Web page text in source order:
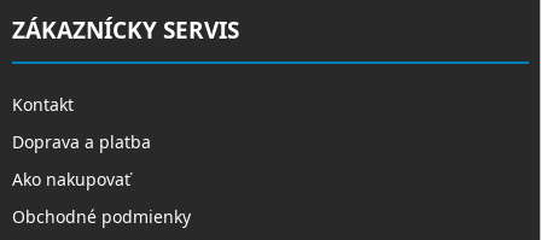
ZÁKAZNÍCKY SERVIS
Kontakt
Doprava a platba
Ako nakupovať
Obchodné podmienky